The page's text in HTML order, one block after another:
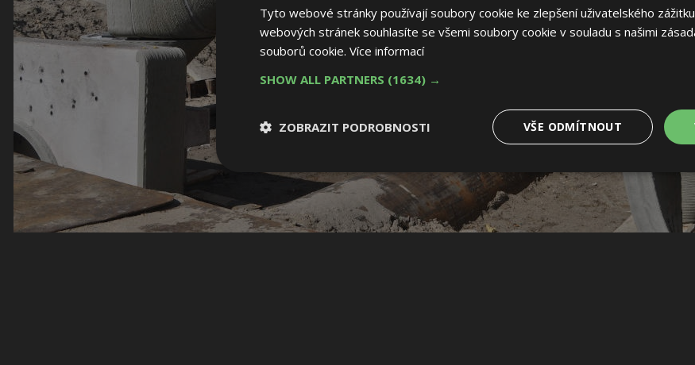
Tyto webové stránky používají soubory cookie ke zlepšení uživatelského
webových stránek souhlasíte se všemi soubory cookie v souladu s našimi
souborů cookie. Více informací
SHOW ALL PARTNERS (1634) →
VŠE ODMÍTNOUT
ZOBRAZIT PODROBNOSTI
Nezbytně nutné
soubory
Výkonové
soubory
Soubory cílení Funkční soubory